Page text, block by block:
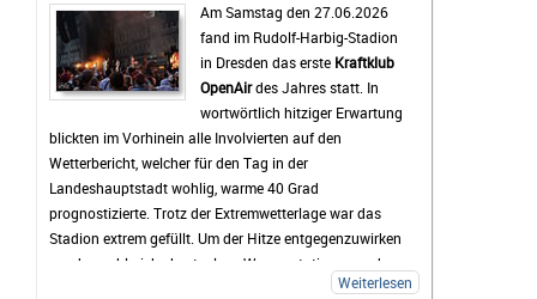
Bis zum Festival dauert es zwar noch etwas, doch die
Vorfreude wächst mit jedem Tag. Viele Tickets sind
bereits verkauft und die Erwartungen an das
Wochenende sind entsprechend hoch. Wenn das
Wetter mitspielt und die Stimmung so gut wird wie in
den vergangenen Jahren, dürfte das Highfield Festival
2026 wieder zu den Höhepunkten des Festivalsommers
gehören.
Am Samstag den 27.06.2026
fand im Rudolf-Harbig-Stadion
in Dresden das erste Kraftklub
OpenAirdes Jahres statt. In
wortwörtlich hitziger Erwartung
blickten im Vorhinein alle Involvierten auf den
Wetterbericht, welcher für den Tag in der
Landeshauptstadt wohlig, warme 40 Grad
prognostizierte. Trotz der Extremwetterlage war das
Stadion extrem gefüllt. Um der Hitze entgegenzuwirken
wurden zahlreiche kostenlose Wasserstationen und -
sprinkler installiert, Rettungsdecken ausgegeben und
Weiterlesen